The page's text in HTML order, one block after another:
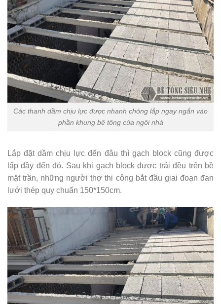
Các thanh dầm chịu lực được nhanh chóng lắp ngay ngắn vào
phần khung bê tông của ngôi nhà
Lắp đặt dầm chịu lực đến đâu thì gạch block cũng được
lấp đầy đến đó. Sau khi gạch block được trải đều trên bề
mặt trần, những người thợ thi công bắt đầu giai đoạn đan
lưới thép quy chuẩn 150*150cm.